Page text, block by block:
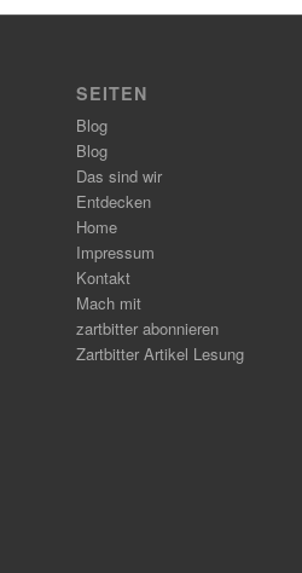
SEITEN
Blog
Blog
Das sind wir
Entdecken
Home
Impressum
Kontakt
Mach mit
zartbitter abonnieren
Zartbitter Artikel Lesung